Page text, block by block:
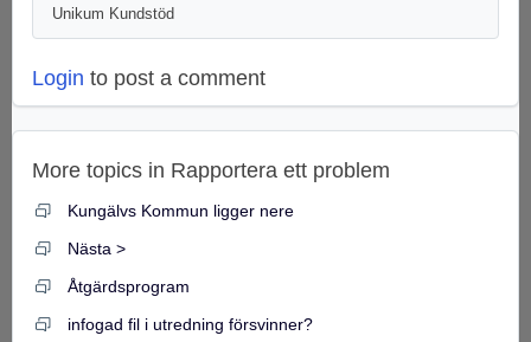
Unikum Kundstöd
Login to post a comment
More topics in Rapportera ett problem
Kungälvs Kommun ligger nere
Nästa >
Åtgärdsprogram
infogad fil i utredning försvinner?